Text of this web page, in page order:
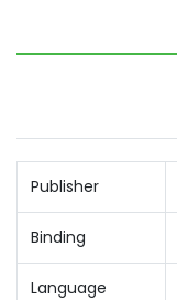
Publisher
Binding
Language